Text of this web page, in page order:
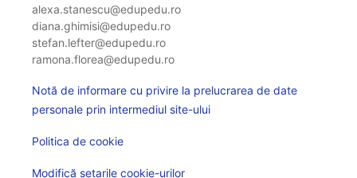
alexa.stanescu@edupedu.ro
diana.ghimisi@edupedu.ro
stefan.lefter@edupedu.ro
ramona.florea@edupedu.ro
Notă de informare cu privire la prelucrarea de date
personale prin intermediul site-ului
Politica de cookie
Modifică setarile cookie-urilor